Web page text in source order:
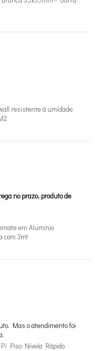
resistente á umidade
no prazo, produto de
em Alumínio
com 3mt
Mas o atendimento foi
Piso Nivela Rápido